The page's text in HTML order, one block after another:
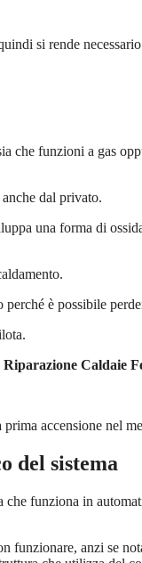
si rende
che funzioni a gas
dal privato.
una forma di
è possibile
Riparazione Caldaie
accensione nel
del sistema
funziona in
funzionare, anzi se